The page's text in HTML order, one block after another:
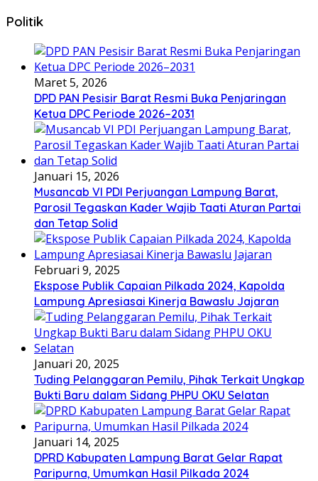
Politik
Maret 5, 2026
DPD PAN Pesisir Barat Resmi Buka Penjaringan
Ketua DPC Periode 2026–2031
Januari 15, 2026
Musancab VI PDI Perjuangan Lampung Barat,
Parosil Tegaskan Kader Wajib Taati Aturan Partai
dan Tetap Solid
Februari 9, 2025
Ekspose Publik Capaian Pilkada 2024, Kapolda
Lampung Apresiasai Kinerja Bawaslu Jajaran
Januari 20, 2025
Tuding Pelanggaran Pemilu, Pihak Terkait Ungkap
Bukti Baru dalam Sidang PHPU OKU Selatan
Januari 14, 2025
DPRD Kabupaten Lampung Barat Gelar Rapat
Paripurna, Umumkan Hasil Pilkada 2024